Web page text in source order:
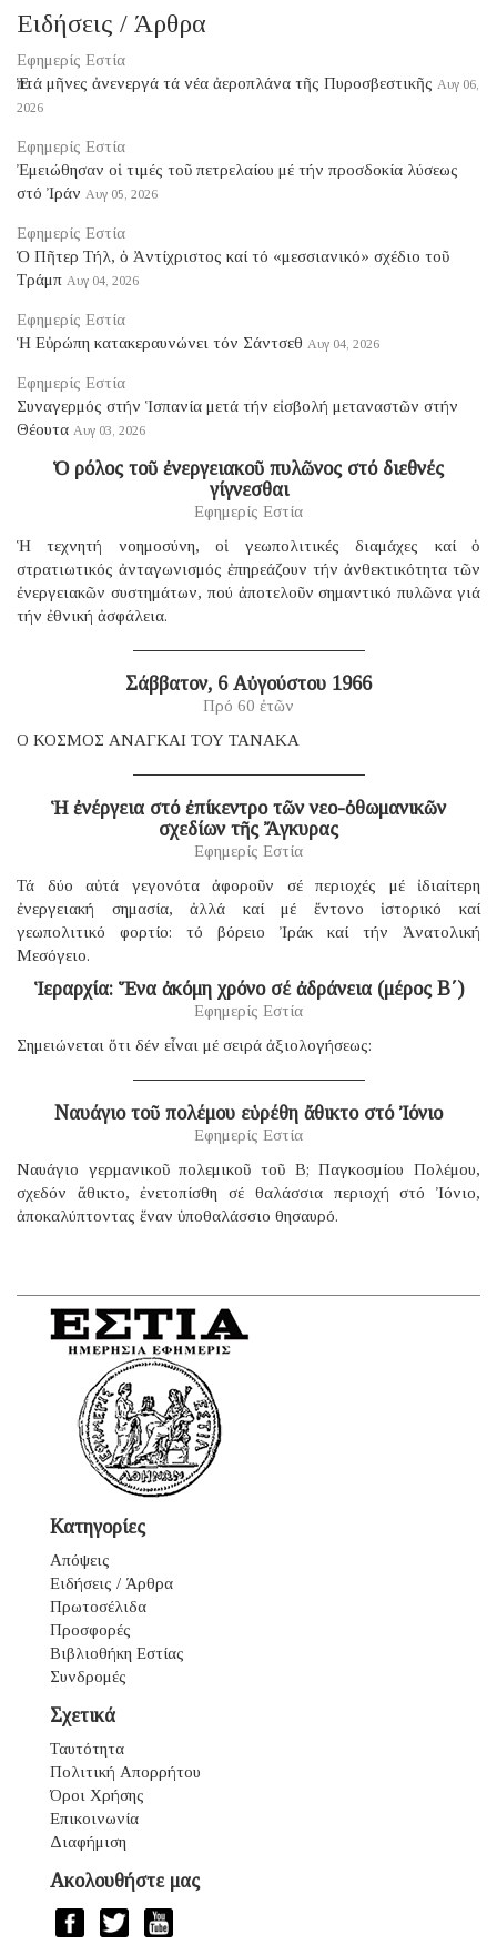
Ειδήσεις / Άρθρα
Εφημερίς Εστία
Ἑπτά μῆνες ἀνενεργά τά νέα ἀεροπλάνα τῆς Πυροσβεστικῆς Αυγ 06,
2026
Εφημερίς Εστία
Ἐμειώθησαν οἱ τιμές τοῦ πετρελαίου μέ τήν προσδοκία λύσεως
στό Ἰράν Αυγ 05, 2026
Εφημερίς Εστία
Ὁ Πῆτερ Τήλ, ὁ Ἀντίχριστος καί τό «μεσσιανικό» σχέδιο τοῦ
Τράμπ Αυγ 04, 2026
Εφημερίς Εστία
Ἡ Εὐρώπη κατακεραυνώνει τόν Σάντσεθ Αυγ 04, 2026
Εφημερίς Εστία
Συναγερμός στήν Ἱσπανία μετά τήν εἰσβολή μεταναστῶν στήν
Θέουτα Αυγ 03, 2026
Ὁ ρόλος τοῦ ἐνεργειακοῦ πυλῶνος στό διεθνές
γίγνεσθαι
Εφημερίς Εστία
Ἡ τεχνητή νοημοσύνη, οἱ γεωπολιτικές διαμάχες καί ὁ
στρατιωτικός ἀνταγωνισμός ἐπηρεάζουν τήν ἀνθεκτικότητα τῶν
ἐνεργειακῶν συστημάτων, πού ἀποτελοῦν σημαντικό πυλῶνα γιά
τήν ἐθνική ἀσφάλεια.
Σάββατον, 6 Αὐγούστου 1966
Πρό 60 ἐτῶν
Ο ΚΟΣΜΟΣ ΑΝΑΓΚΑΙ ΤΟΥ ΤΑΝΑΚΑ
Ἡ ἐνέργεια στό ἐπίκεντρο τῶν νεο-ὀθωμανικῶν
σχεδίων τῆς Ἄγκυρας
Εφημερίς Εστία
Τά δύο αὐτά γεγονότα ἀφοροῦν σέ περιοχές μέ ἰδιαίτερη
ἐνεργειακή σημασία, ἀλλά καί μέ ἔντονο ἱστορικό καί
γεωπολιτικό φορτίο: τό βόρειο Ἰράκ καί τήν Ἀνατολική
Μεσόγειο.
Ἱεραρχία: Ἕνα ἀκόμη χρόνο σέ ἀδράνεια (μέρος B΄)
Εφημερίς Εστία
Σημειώνεται ὅτι δέν εἶναι μέ σειρά ἀξιολογήσεως:
Ναυάγιο τοῦ πολέμου εὑρέθη ἄθικτο στό Ἰόνιο
Εφημερίς Εστία
Ναυάγιο γερμανικοῦ πολεμικοῦ τοῦ B; Παγκοσμίου Πολέμου,
σχεδόν ἄθικτο, ἐνετοπίσθη σέ θαλάσσια περιοχή στό Ἰόνιο,
ἀποκαλύπτοντας ἕναν ὑποθαλάσσιο θησαυρό.
Κατηγορίες
Απόψεις
Ειδήσεις / Άρθρα
Πρωτοσέλιδα
Προσφορές
Βιβλιοθήκη Εστίας
Συνδρομές
Σχετικά
Ταυτότητα
Πολιτική Απορρήτου
Όροι Χρήσης
Επικοινωνία
Διαφήμιση
Ακολουθήστε μας